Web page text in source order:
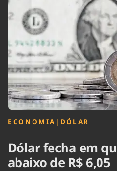
Agronegócios
Brasil
Brasil Mineral
Ciência &
Tecnologia
Cinema
Cultura
Economia
Educação
Infraestrutura
Internacional
ECONOMIA | DÓLAR
Dólar fecha em
abaixo de R$ 6,05